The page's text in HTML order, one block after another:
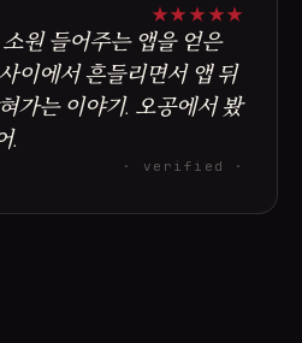
★★ ★ ★★
원 들어주는 앱을 얻은
이에서 흔들리면서 앱 뒤
가는 이야기. 오공에서 봤
.
· verified ·